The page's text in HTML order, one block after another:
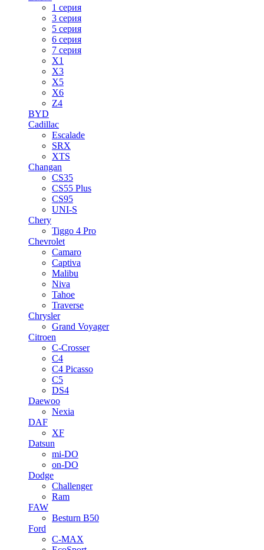
1 серия
3 серия
5 серия
6 серия
7 серия
X1
X3
X5
X6
Z4
BYD
Cadillac
Escalade
SRX
XTS
Changan
CS35
CS55 Plus
CS95
UNI-S
Chery
Tiggo 4 Pro
Chevrolet
Camaro
Captiva
Malibu
Niva
Tahoe
Traverse
Chrysler
Grand Voyager
Citroen
C-Crosser
C4
C4 Picasso
C5
DS4
Daewoo
Nexia
DAF
XF
Datsun
mi-DO
on-DO
Dodge
Challenger
Ram
FAW
Besturn B50
Ford
C-MAX